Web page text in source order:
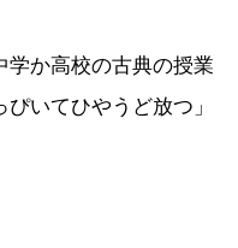
学か高校の古典の授業
いてひやうど放つ」